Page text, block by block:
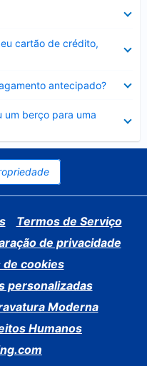
cartão de crédito,
antecipado?
um berço para uma
Termos de Serviço
de privacidade
cookies
personalizadas
Moderna
Humanos